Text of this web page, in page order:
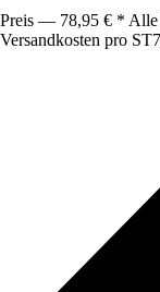
Preis — 78,95 € * Alle
Versandkosten pro ST